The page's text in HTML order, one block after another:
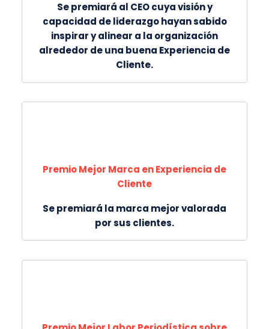
Se premiará al CEO cuya visión y
capacidad de liderazgo hayan sabido
inspirar y alinear a la organización
alrededor de una buena Experiencia de
Cliente.
Premio Mejor Marca en Experiencia de
Cliente
Se premiará la marca mejor valorada
por sus clientes.